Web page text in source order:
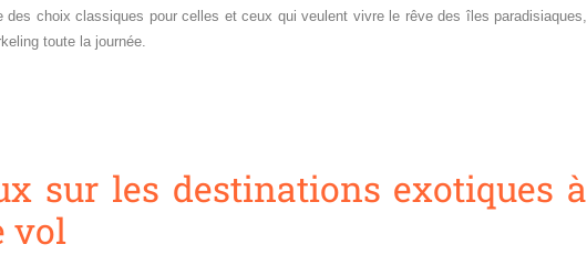
des choix classiques pour celles et ceux qui veulent vivre le rêve des îles paradisiaques,
toute la journée.
sur les destinations exotiques à
vol